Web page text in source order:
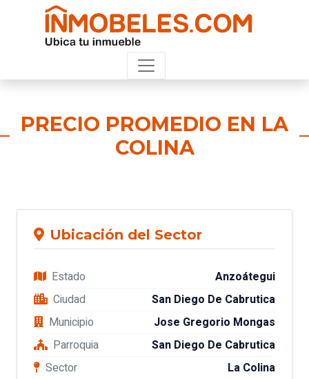
PRECIO PROMEDIO EN LA
COLINA
Ubicación del Sector
Estado
Anzoátegui
Ciudad
San Diego De Cabrutica
Municipio
Jose Gregorio Mongas
Parroquia
San Diego De Cabrutica
Sector
La Colina